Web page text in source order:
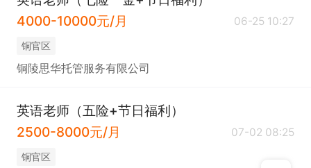
4000-10000元/月
06-25 10:27
铜官区
铜陵思华托管服务有限公司
英语老师（五险+节日福利）
2500-8000元/月
07-02 08:25
铜官区